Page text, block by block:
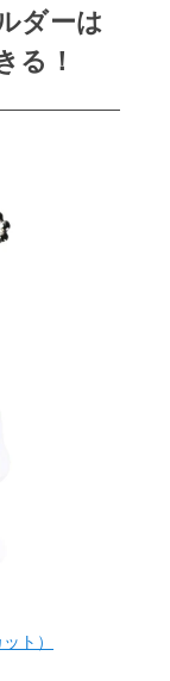
ダーは
る！
ト）